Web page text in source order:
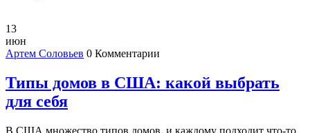
13
июн
Артем Соловьев 0 Комментарии
Типы домов в США: какой выбрать
для себя